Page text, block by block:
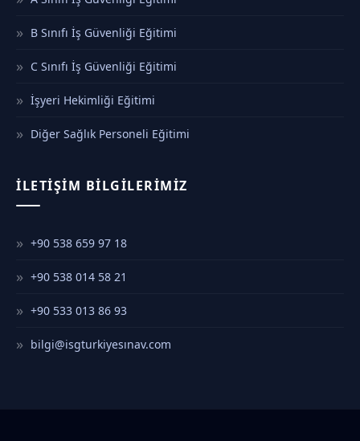
B Sınıfı İş Güvenliği Eğitimi
C Sınıfı İş Güvenliği Eğitimi
İşyeri Hekimliği Eğitimi
Diğer Sağlık Personeli Eğitimi
İLETIŞIM BILGILERIMIZ
+90 538 659 97 18
+90 538 014 58 21
+90 533 013 86 93
bilgi@isgturkiyesınav.com